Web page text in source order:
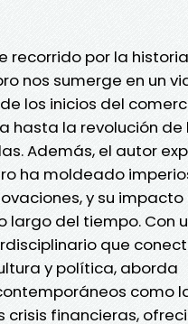
recorrido por la
nos sumerge en un
los inicios del
hasta la revolución de
Además, el autor
ha moldeado
y su impacto
largo del tiempo. Con
que
y política, aborda
como
crisis financieras,